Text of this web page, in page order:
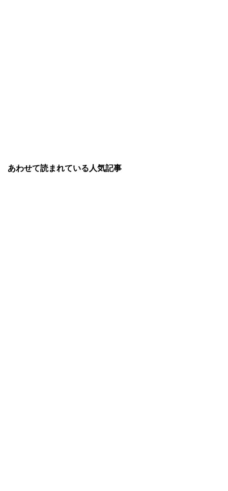
あわせて読まれている人気記事